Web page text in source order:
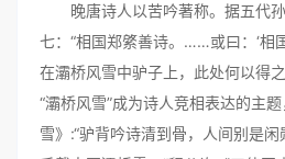
晚唐诗人以苦吟著称。据五代孙
七：“相国郑綮善诗。……或曰：‘相
在灞桥风雪中驴子上，此处何以得之
“灞桥风雪”成为诗人竞相表达的主
雪》:“驴背吟诗清到骨，人间别是闲